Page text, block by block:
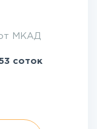
МКАД
соток